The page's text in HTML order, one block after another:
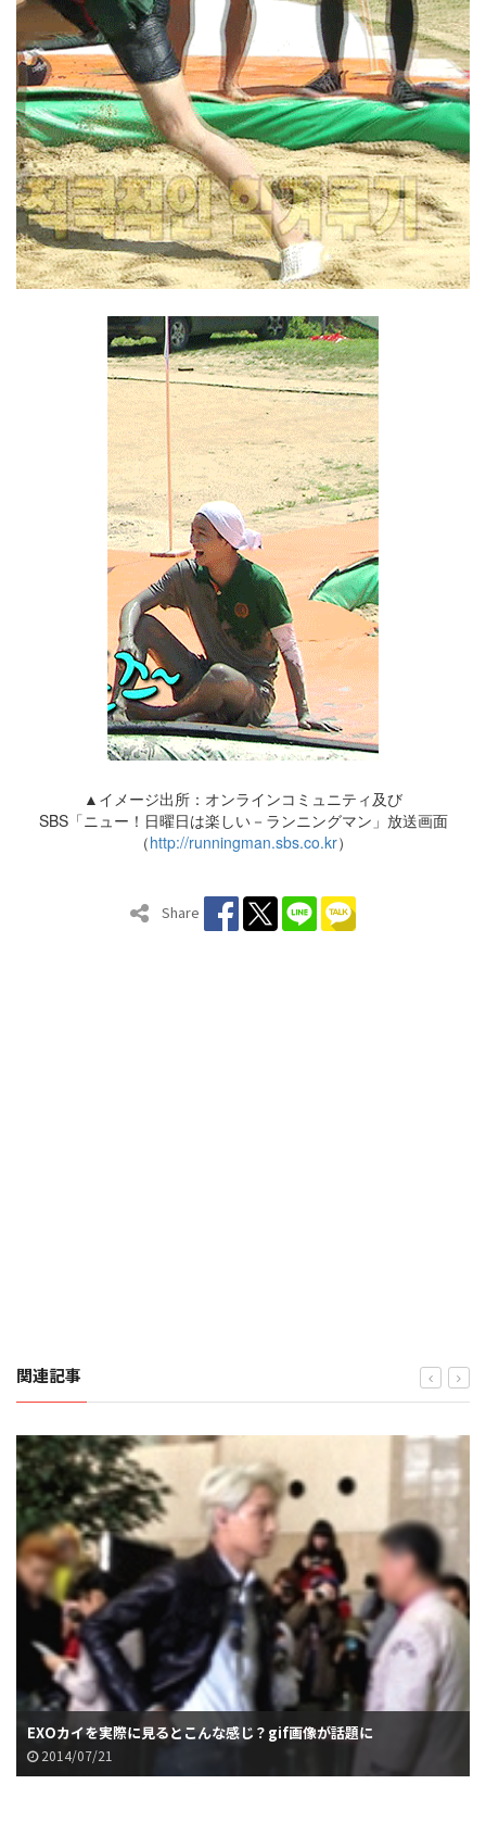
▲イメージ出所：オンラインコミュニティ及び
SBS「ニュー！日曜日は楽しい－ランニングマン」放送画面
（http://runningman.sbs.co.kr）
Share
関連記事
EXOカイを実際に見るとこんな感じ？gif画像が話題に
2014/07/21